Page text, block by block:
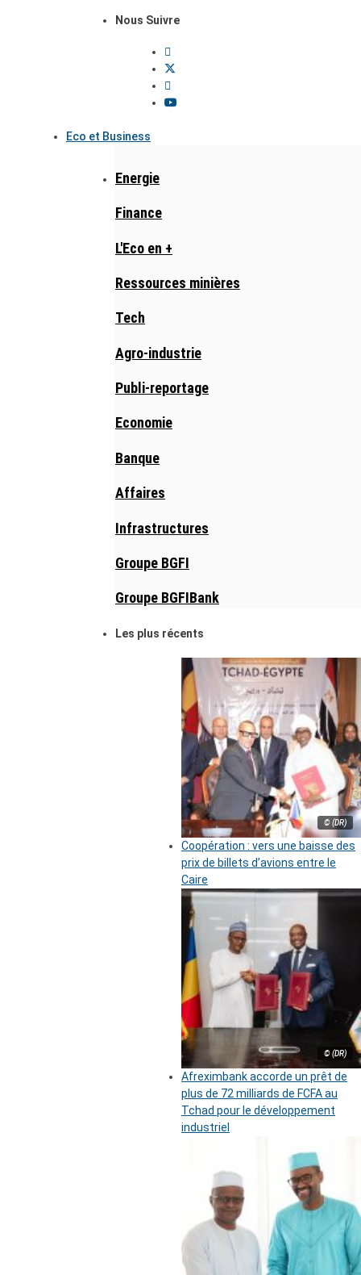
Nous Suivre
Eco et Business
Energie
Finance
L'Eco en +
Ressources minières
Tech
Agro-industrie
Publi-reportage
Economie
Banque
Affaires
Infrastructures
Groupe BGFI
Groupe BGFIBank
Les plus récents
© (DR)
Coopération : vers une baisse des
prix de billets d’avions entre le
Caire
© (DR)
Afreximbank accorde un prêt de
plus de 72 milliards de FCFA au
Tchad pour le développement
industriel